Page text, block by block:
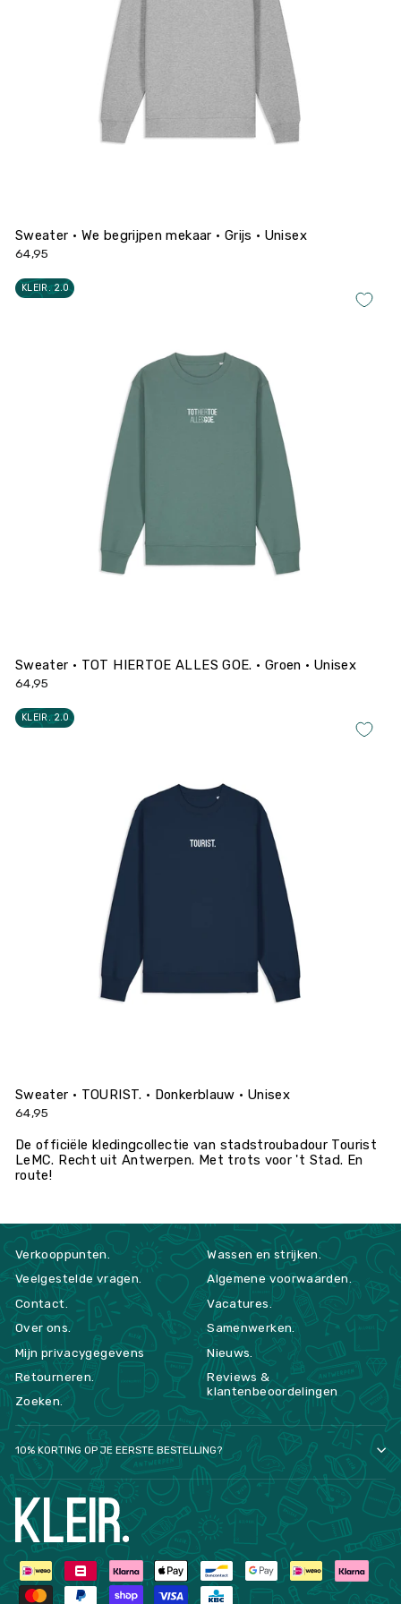
Sweater • We begrijpen mekaar • Grijs • Unisex
64,95
KLEIR. 2.0
Sweater • TOT HIERTOE ALLES GOE. • Groen • Unisex
64,95
KLEIR. 2.0
Sweater • TOURIST. • Donkerblauw • Unisex
64,95
De officiële kledingcollectie van stadstroubadour Tourist
LeMC. Recht uit Antwerpen. Met trots voor 't Stad. En
route!
Verkooppunten.
Veelgestelde vragen.
Contact.
Over ons.
Mijn privacygegevens
Retourneren.
Zoeken.
Wassen en strijken.
Algemene voorwaarden.
Vacatures.
Samenwerken.
Nieuws.
Reviews &
klantenbeoordelingen
10% KORTING OP JE EERSTE BESTELLING?